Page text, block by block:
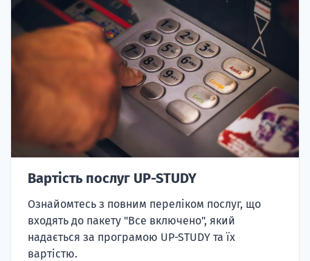
Вартість послуг UP-STUDY
Ознайомтесь з повним переліком послуг, що
входять до пакету "Все включено", який
надається за програмою UP-STUDY та їх
вартістю.